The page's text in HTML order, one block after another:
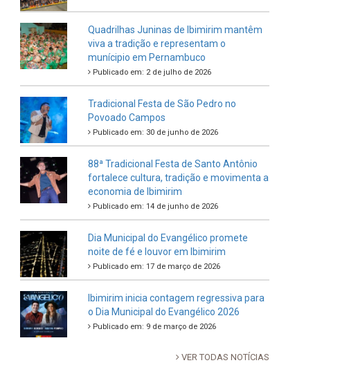
Quadrilhas Juninas de Ibimirim mantêm
viva a tradição e representam o
munícipio em Pernambuco
Publicado em: 2 de julho de 2026
Tradicional Festa de São Pedro no
Povoado Campos
Publicado em: 30 de junho de 2026
88ª Tradicional Festa de Santo Antônio
fortalece cultura, tradição e movimenta a
economia de Ibimirim
Publicado em: 14 de junho de 2026
Dia Municipal do Evangélico promete
noite de fé e louvor em Ibimirim
Publicado em: 17 de março de 2026
Ibimirim inicia contagem regressiva para
o Dia Municipal do Evangélico 2026
Publicado em: 9 de março de 2026
VER TODAS NOTÍCIAS